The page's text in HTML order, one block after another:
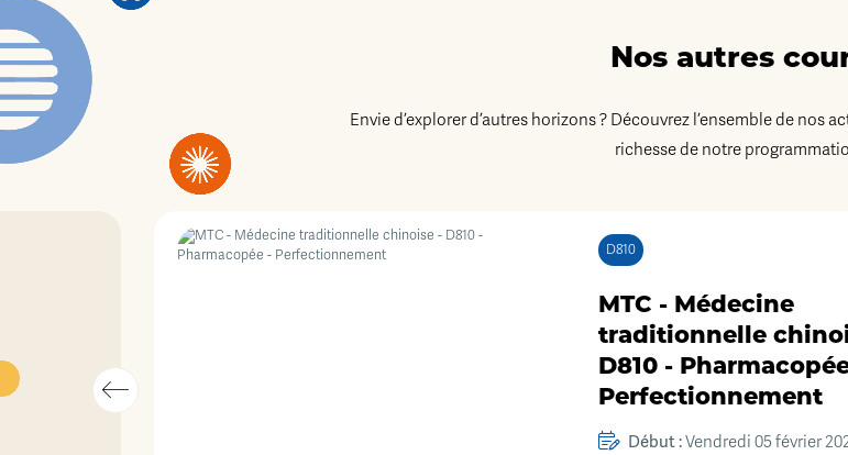
Nos autres
Envie d’explorer d’autres horizons ? Découvrez l’ensemble de nos
richesse de notre
D810
MTC - Médecine
traditionnelle
D810 -
Perfectionnement
Début :Vendredi 05 février